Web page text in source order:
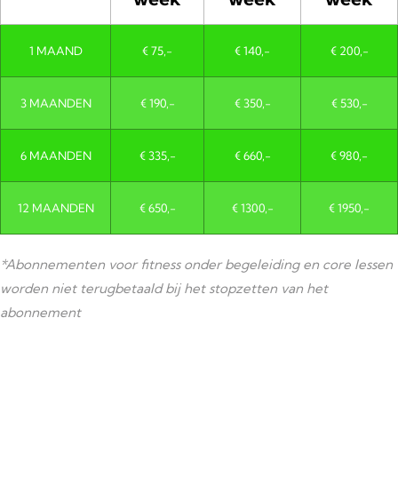
1 MAAND € 75,- € 140,- € 200,-
3 MAANDEN € 190,- € 350,- € 530,-
6 MAANDEN € 335,- € 660,- € 980,-
12 MAANDEN € 650,- € 1300,- € 1950,-
*Abonnementen voor fitness onder begeleiding en core lessen
worden niet terugbetaald bij het stopzetten van het
abonnement